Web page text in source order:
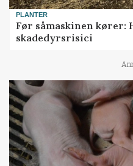
PLANTER
Før såmaskinen
skadedyrsrisici